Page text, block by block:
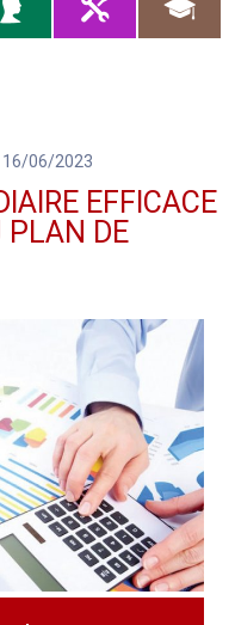
16/06/2023
EFFICACE
PLAN DE